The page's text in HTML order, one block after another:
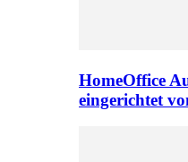
HomeOffice
eingerichtet